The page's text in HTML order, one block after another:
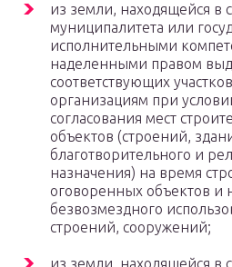
из земли, находящейся в
муниципалитета или
исполнительными
наделенными правом
соответствующих
организациям при
согласования мест
объектов (строений,
благотворительного и
назначения) на время
оговоренных объектов и
безвозмездного
строений, сооружений;
из земли, находящейся в